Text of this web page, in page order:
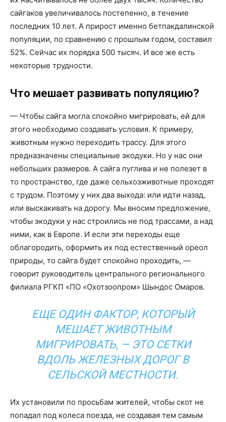
сайгаков увеличивалось постепенно, в течение
последних 10 лет. А прирост именно бетпакдалинской
популяции, по сравнению с прошлым годом, составил
52%. Сейчас их порядка 500 тысяч. И все же есть
некоторые трудности.
Что мешает развивать популяцию?
— Чтобы сайга могла спокойно мигрировать, ей для
этого необходимо создавать условия. К примеру,
животным нужно переходить трассу. Для этого
предназначены специальные экодуки. Но у нас они
небольших размеров. А сайга пуглива и не полезет в
то пространство, где даже сельхозживотные проходят
с трудом. Поэтому у них два выхода: или идти назад,
или выскакивать на дорогу. Мы вносим предложение,
чтобы экодуки у нас строились не под трассами, а над
ними, как в Европе. И если эти переходы еще
облагородить, оформить их под естественный ореол
природы, то сайга будет спокойно проходить, —
говорит руководитель центрального регионального
филиала РГКП «ПО «Охотзоопром» Шындос Омаров.
ЕЩЕ ОДИН ФАКТОР, КОТОРЫЙ
МЕШАЕТ ЖИВОТНЫМ
МИГРИРОВАТЬ, — ЭТО СЕТКИ
ВДОЛЬ ЖЕЛЕЗНЫХ ДОРОГ В
СЕЛЬСКОЙ МЕСТНОСТИ.
Их установили по просьбам жителей, чтобы скот не
попадал под колеса поезда, не создавая тем самым